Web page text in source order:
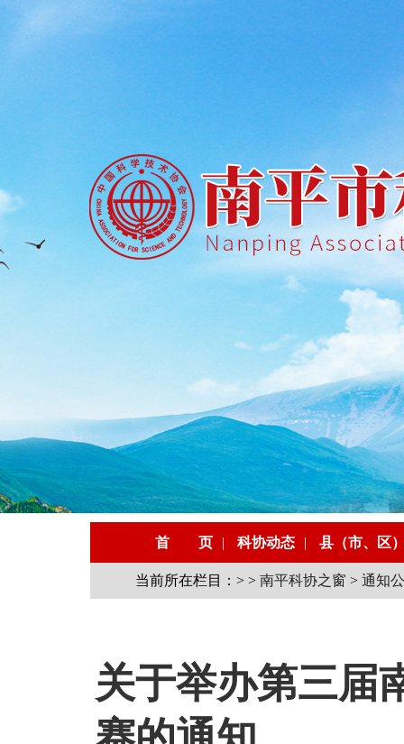
首 页 | 科协动态 | 县（市、区
当前所在栏目：> > 南平科协之窗 > 通知
关于举办第三届